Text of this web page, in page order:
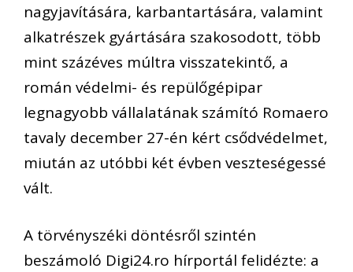
nagyjavítására, karbantartására, valamint
alkatrészek gyártására szakosodott, több
mint százéves múltra visszatekintő, a
román védelmi- és repülőgépipar
legnagyobb vállalatának számító Romaero
tavaly december 27-én kért csődvédelmet,
miután az utóbbi két évben veszteségessé
vált.
A törvényszéki döntésről szintén
beszámoló Digi24.ro hírportál felidézte: a